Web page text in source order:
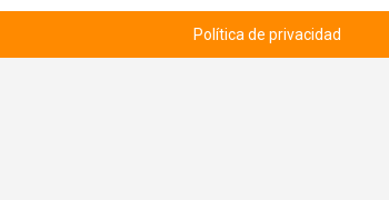
Política de privacidad